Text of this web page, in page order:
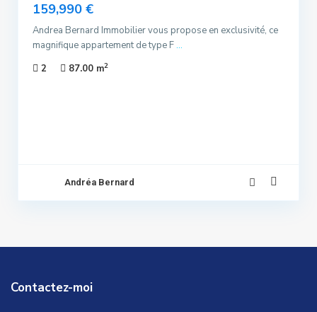
159,990 €
Andrea Bernard Immobilier vous propose en exclusivité, ce
magnifique appartement de type F...
2
87.00 m2
Andréa Bernard
Contactez-moi